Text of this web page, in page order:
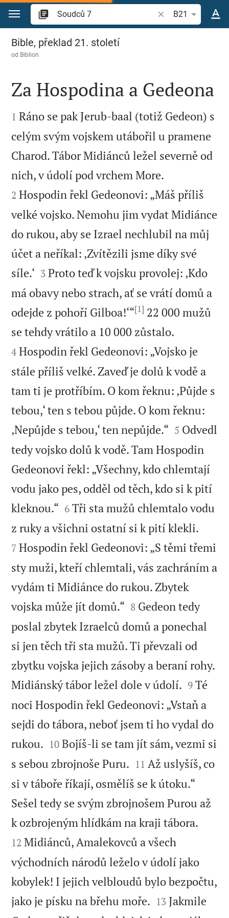
Přejít na obsah
Vyhledat biblický
B21
Soudců 7
Bible, překlad 21. století
od Biblion

Za Hospodina a Gedeona

1 Ráno se pak Jerub-baal (totiž Gedeon) s
celým svým vojskem utábořil u pramene
Charod. Tábor Midiánců ležel severně od
nich, v údolí pod vrchem More.
2 Hospodin řekl Gedeonovi: „Máš příliš
velké vojsko. Nemohu jim vydat Midiánce
do rukou, aby se Izrael nechlubil na můj
účet a neříkal: ‚Zvítězili jsme díky své
síle.‘ 

3 Proto teď k vojsku provolej: ‚Kdo
má obavy nebo strach, ať se vrátí domů a
odejde z pohoří Gilboa!‘“[1] 22 000 mužů
se tehdy vrátilo a 10 000 zůstalo.
4 Hospodin řekl Gedeonovi: „Vojsko je
stále příliš velké. Zaveď je dolů k vodě a
tam ti je protříbím. O kom řeknu: ‚Půjde s
tebou,‘ ten s tebou půjde. O kom řeknu:
‚Nepůjde s tebou,‘ ten nepůjde.“ 

5 Odvedl
tedy vojsko dolů k vodě. Tam Hospodin
Gedeonovi řekl: „Všechny, kdo chlemtají
vodu jako pes, odděl od těch, kdo si k pití
kleknou.“ 

6 Tři sta mužů chlemtalo vodu
z ruky a všichni ostatní si k pití klekli.
7 Hospodin řekl Gedeonovi: „S těmi třemi
sty muži, kteří chlemtali, vás zachráním a
vydám ti Midiánce do rukou. Zbytek
vojska může jít domů.“ 

8 Gedeon tedy
poslal zbytek Izraelců domů a ponechal
si jen těch tři sta mužů. Ti převzali od
zbytku vojska jejich zásoby a beraní rohy.
Midiánský tábor ležel dole v údolí. 

9 Té
noci Hospodin řekl Gedeonovi: „Vstaň a
sejdi do tábora, neboť jsem ti ho vydal do
rukou. 

10 Bojíš-li se tam jít sám, vezmi si
s sebou zbrojnoše Puru. 

11 Až uslyšíš, co
si v táboře říkají, osmělíš se k útoku.“
Sešel tedy se svým zbrojnošem Purou až
k ozbrojeným hlídkám na kraji tábora.
12 Midiánců, Amalekovců a všech
východních národů leželo v údolí jako
kobylek! I jejich velbloudů bylo bezpočtu,
jako je písku na břehu moře. 

13 Jakmile